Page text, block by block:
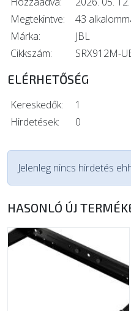
Megtekintve:
43
Márka:
JBL
Cikkszám:
SRX912M-
ELÉRHETŐSÉG
Kereskedők:
1
Hirdetések:
0
Jelenleg nincs hirdetés
HASONLÓ ÚJ